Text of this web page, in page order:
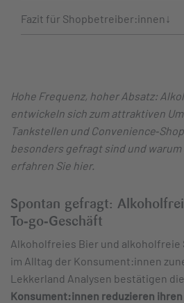
Fazit für Shopbetreiber:innen
Hohe Frequenz, hoher Absatz:
entwickeln sich zum attraktiven
Tankstellen und
besonders gefragt sind und warum
erfahren Sie hier.
Spontan gefragt:
To‑go‑Geschäft
Alkoholfreies Bier und
im Alltag der Konsument:innen
Lekkerland Analysen bestätigen
Konsument:innen reduzieren